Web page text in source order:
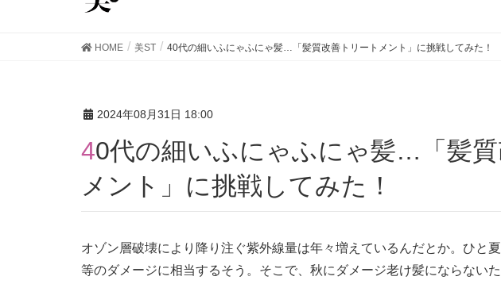
HOME 美ST 40代の細いふにゃふにゃ髪…「髪質改善トリートメント」に挑戦してみた！
2024年08月31日 18:00
40代の細いふにゃふにゃ髪…「髪質改善トリート
メント」に挑戦してみた！
オゾン層破壊により降り注ぐ紫外線量は年々増えているんだとか。ひと
等のダメージに相当するそう。そこで、秋にダメージ老け髪にならない